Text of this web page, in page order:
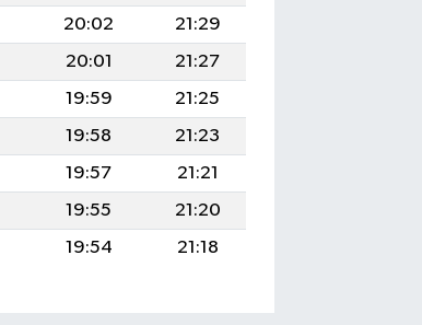
20:02
21:29
20:01
21:27
19:59
21:25
19:58
21:23
19:57
21:21
19:55
21:20
19:54 21:18